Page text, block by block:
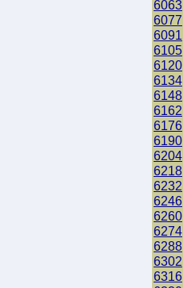
6063
6077
6091
6105
6120
6134
6148
6162
6176
6190
6204
6218
6232
6246
6260
6274
6288
6302
6316